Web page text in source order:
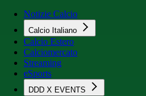
Notizie Calcio
Calcio Italiano
Calcio Estero
Calciomercato
Streaming
eSports
DDD X EVENTS